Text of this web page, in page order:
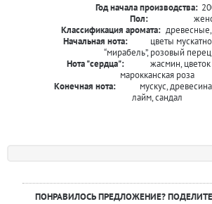
Год начала производства:
Пол:
Классификация аромата:
Начальная нота:
цветы
“мирабель”, розовый перец
Нота "сердца":
жасмин,
марокканская роза
Конечная нота:
мускус,
лайм, сандал
ПОНРАВИЛОСЬ ПРЕДЛОЖЕНИЕ?